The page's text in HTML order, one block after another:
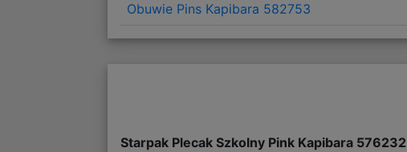
Obuwie Pins Kapibara 582753
Starpak Plecak Szkolny Pink Kapibara 576232